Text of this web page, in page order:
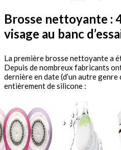
Brosse nettoyante :
visage au banc
La première brosse nettoyante a
Depuis de nombreux fabricants
dernière en date (d’un autre
entièrement de silicone :